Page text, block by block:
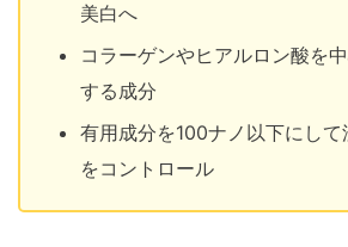
美白へ
コラーゲンやヒアルロン酸を
する成分
有用成分を100ナノ以下にして
をコントロール